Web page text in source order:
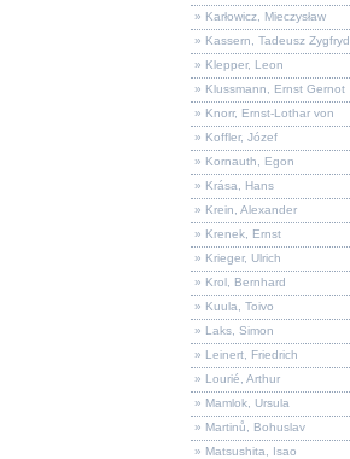
» Karłowicz, Mieczysław
» Kassern, Tadeusz Zygfryd
» Klepper, Leon
» Klussmann, Ernst Gernot
» Knorr, Ernst-Lothar von
» Koffler, Józef
» Kornauth, Egon
» Krása, Hans
» Krein, Alexander
» Krenek, Ernst
» Krieger, Ulrich
» Krol, Bernhard
» Kuula, Toivo
» Laks, Simon
» Leinert, Friedrich
» Lourié, Arthur
» Mamlok, Ursula
» Martinů, Bohuslav
» Matsushita, Isao